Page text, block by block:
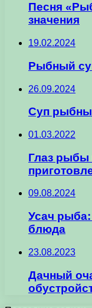
Песня
значения
19.02.2024
Рыбный
26.09.2024
Суп
01.03.2022
Глаз
09.08.2024
Усач
блюда
23.08.2023
Дачный